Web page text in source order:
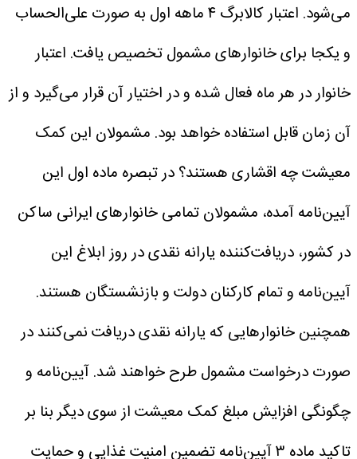
می‌شود.
اعتبار کالابرگ ۴ ماهه اول به صورت علی‌الحساب
و یکجا برای خانوارهای مشمول تخصیص یافت. اعتبار
خانوار در هر ماه فعال شده و در اختیار آن قرار می‌گیرد و از
آن زمان قابل استفاده خواهد بود. مشمولان این کمک
معیشت چه اقشاری هستند؟در تبصره ماده اول این
آیین‌نامه آمده، مشمولان تمامی خانوارهای ایرانی ساکن
در کشور، دریافت‌کننده یارانه نقدی در روز ابلاغ این
آیین‌نامه و تمام کارکنان دولت و بازنشستگان هستند.
همچنین خانوارهایی که یارانه نقدی دریافت نمی‌کنند در
صورت درخواست مشمول طرح خواهند شد.آیین‌نامه و
چگونگی افزایش مبلغ کمک معیشتاز سوی دیگر بنا بر
تاکید ماده ۳ آیین‌نامه تضمین امنیت غذایی و حمایت